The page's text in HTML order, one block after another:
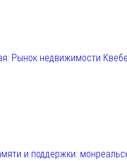
Рынок недвижимости
и поддержки: